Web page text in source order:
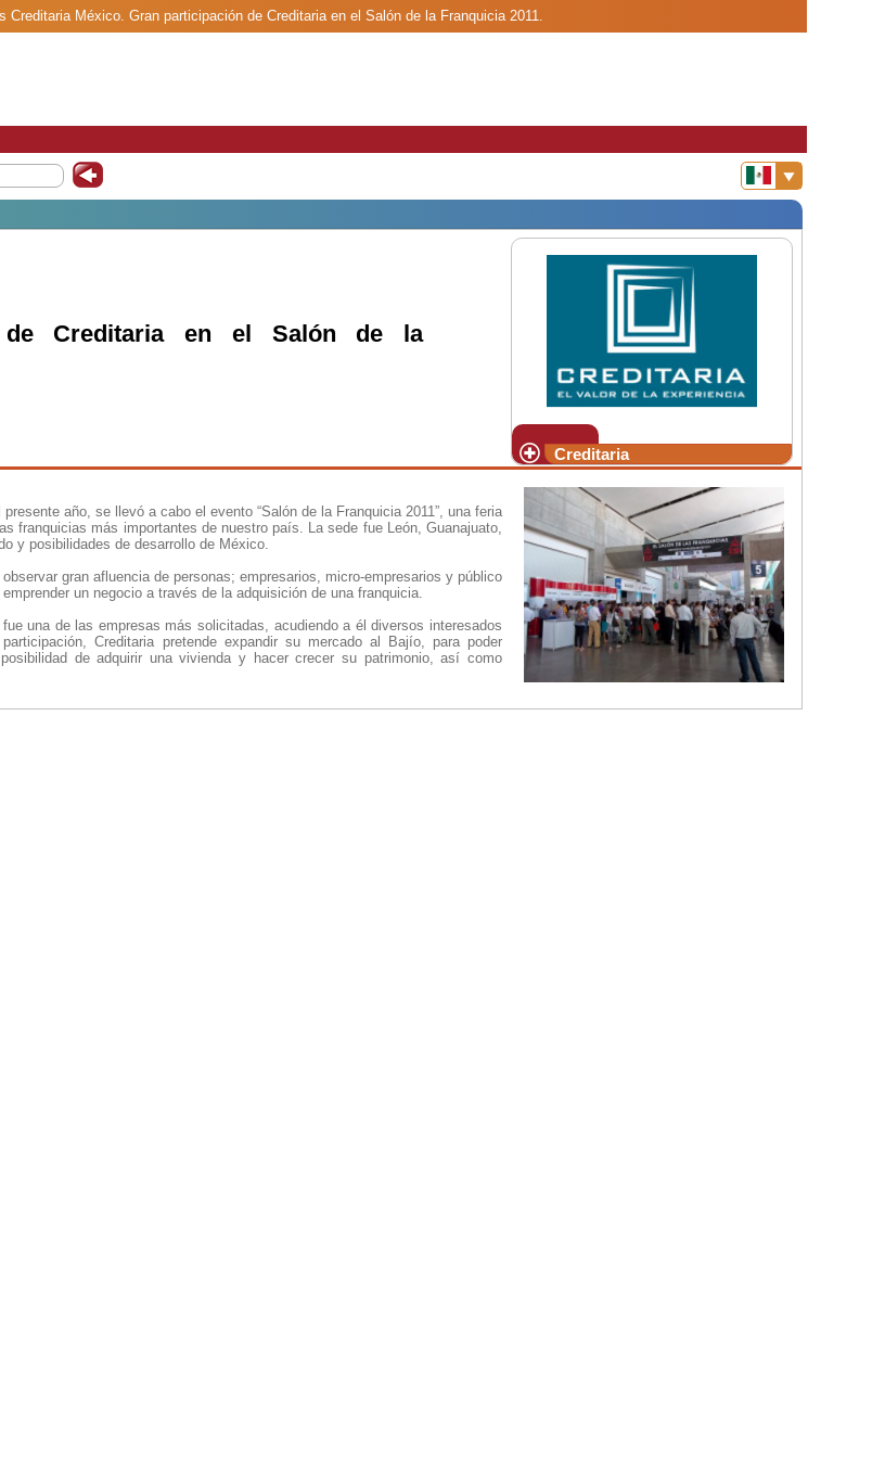
Creditaria México. Gran participación de Creditaria en el Salón de la Franquicia 2011.
Creditaria
de Creditaria en el Salón de la
año, se llevó a cabo el evento “Salón de la Franquicia 2011”, una feria
franquicias más importantes de nuestro país. La sede fue León, Guanajuato,
y posibilidades de desarrollo de México.
gran afluencia de personas; empresarios, micro-empresarios y público
un negocio a través de la adquisición de una franquicia.
una de las empresas más solicitadas, acudiendo a él diversos interesados
Creditaria pretende expandir su mercado al Bajío, para poder
de adquirir una vivienda y hacer crecer su patrimonio, así como